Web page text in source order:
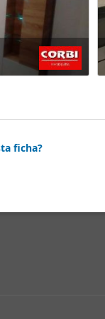
ficha?